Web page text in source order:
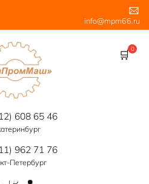
info@mpm66.ru
608 65 46
962 71 76
Петербург
0